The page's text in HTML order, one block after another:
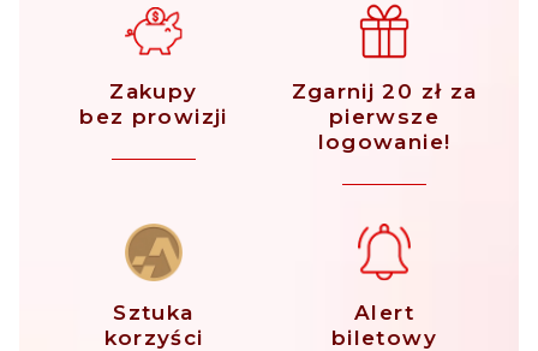
Zakupy
bez prowizji
Zgarnij 20 zł za
pierwsze
logowanie!
Sztuka
korzyści
Alert
biletowy